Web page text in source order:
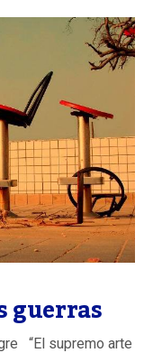
guerras
“El supremo arte